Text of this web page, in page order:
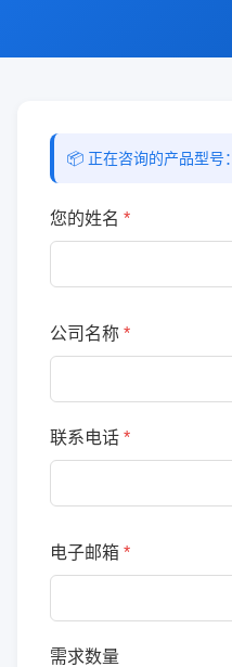
📦 正在咨询的产品型号：
您的姓名 *
公司名称 *
联系电话 *
电子邮箱 *
需求数量